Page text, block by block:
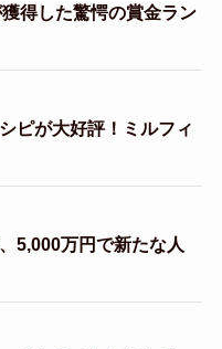
得した驚愕の賞金ラン
ピが大好評！ミルフィ
5,000万円で新たな人